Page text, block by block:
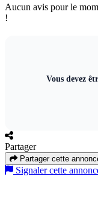
Aucun avis pour le
!
Vous devez
Partager
Partager cette
Signaler cette